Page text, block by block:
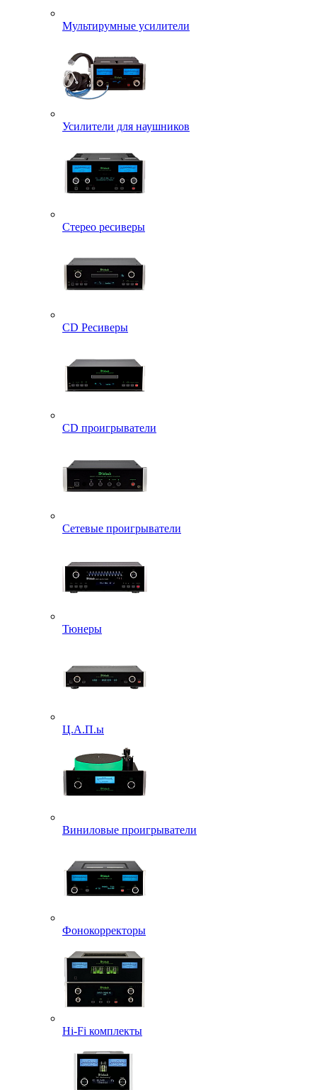
Мультирумные усилители
Усилители для наушников
Стерео ресиверы
CD Ресиверы
CD проигрыватели
Сетевые проигрыватели
Тюнеры
Ц.А.П.ы
Виниловые проигрыватели
Фонокорректоры
Hi-Fi комплекты